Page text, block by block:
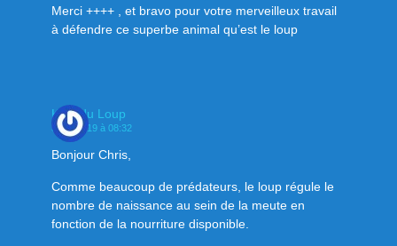
Merci ++++ , et bravo pour votre merveilleux travail
à défendre ce superbe animal qu’est le loup
Klan du Loup
3 juin 2019 à 08:32
Bonjour Chris,
Comme beaucoup de prédateurs, le loup régule le
nombre de naissance au sein de la meute en
fonction de la nourriture disponible.